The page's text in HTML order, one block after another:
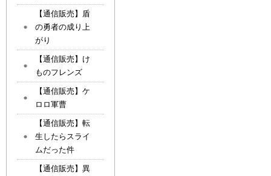
【通信販売】盾
の勇者の成り上
がり
【通信販売】け
ものフレンズ
【通信販売】ケ
ロロ軍曹
【通信販売】転
生したらスライ
ムだった件
【通信販売】異